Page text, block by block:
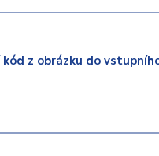
z obrázku do